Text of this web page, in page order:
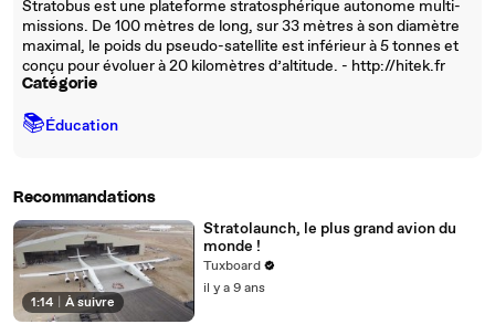
Stratobus est une plateforme stratosphérique autonome multi-
missions. De 100 mètres de long, sur 33 mètres à son diamètre
maximal, le poids du pseudo-satellite est inférieur à 5 tonnes et
conçu pour évoluer à 20 kilomètres d’altitude. - http://hitek.fr
Catégorie
📚Éducation
Recommandations
1:14 À suivre
Stratolaunch, le plus grand avion du
monde !
Tuxboard
il y a 9 ans